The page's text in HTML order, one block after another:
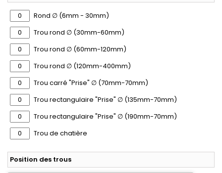
Rond ∅ (6mm - 30mm)
Trou rond ∅ (30mm-60mm)
Trou rond ∅ (60mm-120mm)
Trou rond ∅ (120mm-400mm)
Trou carré "Prise" ∅ (70mm-70mm)
Trou rectangulaire "Prise" ∅ (135mm-70mm)
Trou rectangulaire "Prise" ∅ (190mm-70mm)
Trou de chatière
Position des trous